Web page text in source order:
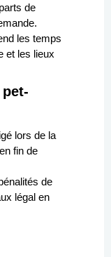
de
les temps
et les lieux
lors de la
fin de
de
légal en